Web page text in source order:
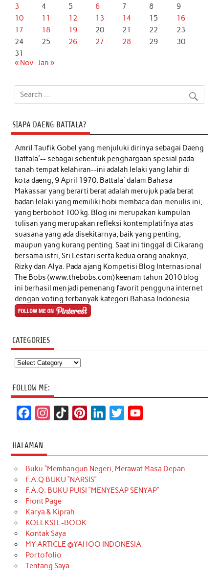
3 4 5 6 7 8
9
10
11 12 13 14 15
16
17
18 19 20 21 22
23
24
25 26 27 28 29
30
31
« Nov Jan »
SIAPA DAENG BATTALA?
Amril Taufik Gobelyang menjuluki dirinya sebagai Daeng
Battala'-- sebagai sebentuk penghargaan spesial pada
tanah tempat kelahiran--ini adalah lelaki yang lahir di
kota daeng, 9 April 1970. Battala' dalam Bahasa
Makassar yang berarti berat adalah merujuk pada berat
badan lelaki yang memiliki hobi membaca dan menulis ini,
yang berbobot 100 kg. Blog ini merupakan kumpulan
tulisan yang merupakan refleksi kontemplatifnya atas
suasana yang ada disekitarnya, baik yang penting,
maupun yang kurang penting. Saat ini tinggal di Cikarang
bersama istri, Sri Lestari serta kedua orang anaknya,
Rizky dan Alya. Pada ajang Kompetisi Blog Internasional
The Bobs (www.thebobs.com) keenam tahun 2010 blog
ini berhasil menjadi pemenang favorit pengguna internet
dengan voting terbanyak kategori Bahasa Indonesia.
CATEGORIES
Categories
FOLLOW ME:
c
e
b
o
o
k
t
a
g
r
a
m
T
o
k
t
e
r
k
e
d
t
t
e
T
u
b
HALAMAN
Buku “Membangun Negeri, Merawat Masa Depan
F.A.Q BUKU “NARSIS”
F.A.Q. BUKU PUISI “MENYESAP SENYAP”
Front Page
Karya & Kiprah
KOLEKSI E-BOOK
Kontak Saya
MY ARTICLE @YAHOO INDONESIA
Portofolio
Tentang Saya